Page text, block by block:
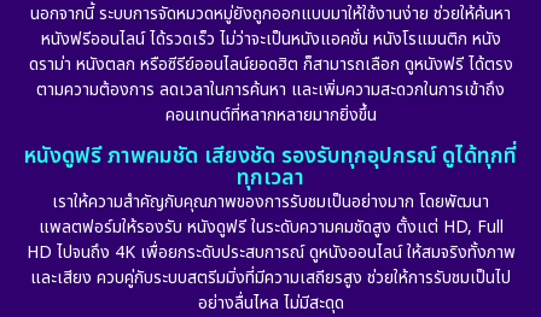
นอกจากนี้ ระบบการจัดหมวดหมู่ยังถูกออกแบบมาให้ใช้งานง่าย ช่วยให้ค้นหา
หนังฟรีออนไลน์ ได้รวดเร็ว ไม่ว่าจะเป็นหนังแอคชั่น หนังโรแมนติก หนัง
ดราม่า หนังตลก หรือซีรีย์ออนไลน์ยอดฮิต ก็สามารถเลือก ดูหนังฟรี ได้ตรง
ตามความต้องการ ลดเวลาในการค้นหา และเพิ่มความสะดวกในการเข้าถึง
คอนเทนต์ที่หลากหลายมากยิ่งขึ้น
หนังดูฟรี ภาพคมชัด เสียงชัด รองรับทุกอุปกรณ์ ดูได้ทุกที่
ทุกเวลา
เราให้ความสำคัญกับคุณภาพของการรับชมเป็นอย่างมาก โดยพัฒนา
แพลตฟอร์มให้รองรับ หนังดูฟรี ในระดับความคมชัดสูง ตั้งแต่ HD, Full
HD ไปจนถึง 4K เพื่อยกระดับประสบการณ์ ดูหนังออนไลน์ ให้สมจริงทั้งภาพ
และเสียง ควบคู่กับระบบสตรีมมิ่งที่มีความเสถียรสูง ช่วยให้การรับชมเป็นไป
อย่างลื่นไหล ไม่มีสะดุด